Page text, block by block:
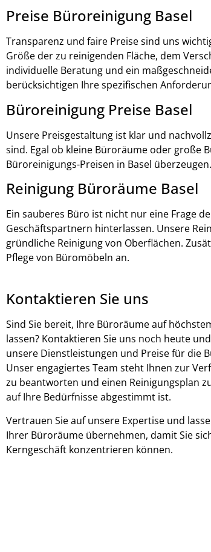
Preise Büroreinigung Basel
Transparenz und faire Preise sind uns
Größe der zu reinigenden Fläche, dem
individuelle Beratung und ein
berücksichtigen Ihre spezifischen
Büroreinigung Preise Basel
Unsere Preisgestaltung ist klar und
sind. Egal ob kleine Büroräume oder große
Büroreinigungs-Preisen in Basel überzeugen.
Reinigung Büroräume Basel
Ein sauberes Büro ist nicht nur eine Frage
Geschäftspartnern hinterlassen. Unsere
gründliche Reinigung von Oberflächen.
Pflege von Büromöbeln an.
Kontaktieren Sie uns
Sind Sie bereit, Ihre Büroräume auf
lassen? Kontaktieren Sie uns noch heute
unsere Dienstleistungen und Preise für die
Unser engagiertes Team steht Ihnen zur
zu beantworten und einen Reinigungsplan
auf Ihre Bedürfnisse abgestimmt ist.
Vertrauen Sie auf unsere Expertise und
Ihrer Büroräume übernehmen, damit Sie
Kerngeschäft konzentrieren können.